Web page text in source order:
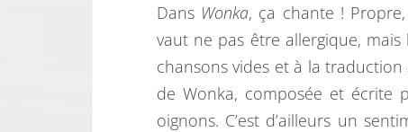
Dans Wonka, ça chante !
vaut ne pas être allergique,
chansons vides et à la
de Wonka, composée et écrite
oignons. C’est d’ailleurs un